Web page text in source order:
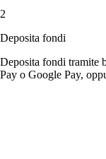
2
Deposita fondi
Deposita fondi tramite
Pay o Google Pay,